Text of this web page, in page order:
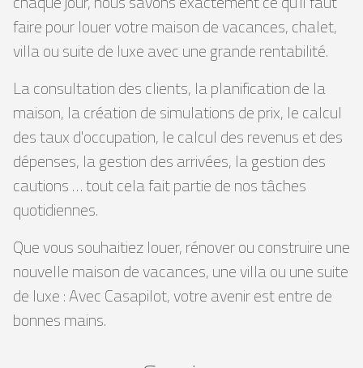
faire pour louer votre maison de vacances, chalet,
villa ou suite de luxe avec une grande rentabilité.
La consultation des clients, la planification de la
maison, la création de simulations de prix, le calcul
des taux d'occupation, le calcul des revenus et des
dépenses, la gestion des arrivées, la gestion des
cautions … tout cela fait partie de nos tâches
quotidiennes.
Que vous souhaitiez louer, rénover ou construire une
nouvelle maison de vacances, une villa ou une suite
de luxe : Avec Casapilot, votre avenir est entre de
bonnes mains.